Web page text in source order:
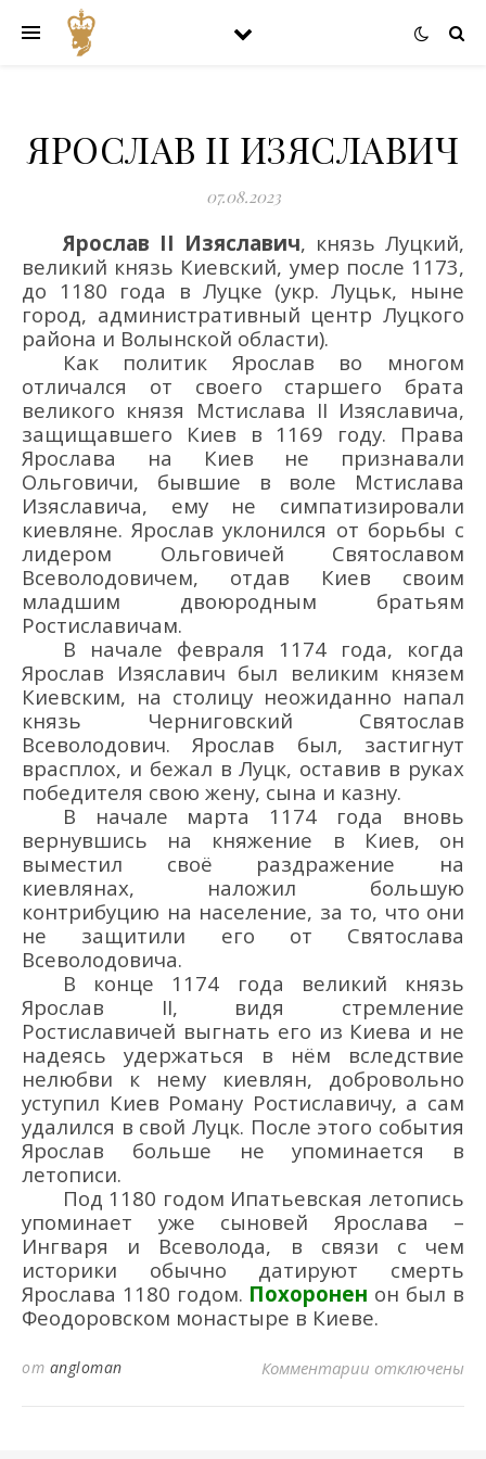
ЯРОСЛАВ II ИЗЯСЛАВИЧ
07.08.2023
Ярослав II Изяславич, князь Луцкий,
великий князь Киевский, умер после 1173,
до 1180 года вЛуцке (укр.Луцьк, ныне
город, административный центр Луцкого
района и Волынской области).
Как политик Ярослав во многом
отличался от своего старшего брата
великого князя Мстислава II Изяславича,
защищавшего Киев в 1169 году. Права
Ярослава на Киев не признавали
Ольговичи, бывшие в воле Мстислава
Изяславича, ему не симпатизировали
киевляне. Ярослав уклонился от борьбы с
лидером Ольговичей Святославом
Всеволодовичем, отдав Киев своим
младшим двоюродным братьям
Ростиславичам.
В начале февраля 1174 года, когда
Ярослав Изяславич был великим князем
Киевским, на столицу неожиданно напал
князь Черниговский Святослав
Всеволодович.Ярослав был, застигнут
врасплох, и бежал в Луцк, оставив в руках
победителя свою жену, сына и казну.
В начале марта 1174 года вновь
вернувшись на княжение в Киев, он
выместил своё раздражение на
киевлянах,
наложил большую
контрибуцию на население, за то, что они
не защитили его от Святослава
Всеволодовича.
В конце 1174 года великий князь
Ярослав II, видя стремление
Ростиславичей выгнать его из Киева и не
надеясь удержаться в нём вследствие
нелюбви к нему киевлян, добровольно
уступил Киев Роману Ростиславичу, а сам
удалился в свойЛуцк. После этого события
Ярослав больше не упоминается в
летописи.
Под 1180 годом Ипатьевская летопись
упоминает уже сыновей Ярослава –
Ингваря и Всеволода, в связи с чем
историки обычно датируют смерть
Ярослава 1180 годом. Похоронен он был в
Феодоровском монастыре в Киеве.
от angloman Комментарии к записи
отключены